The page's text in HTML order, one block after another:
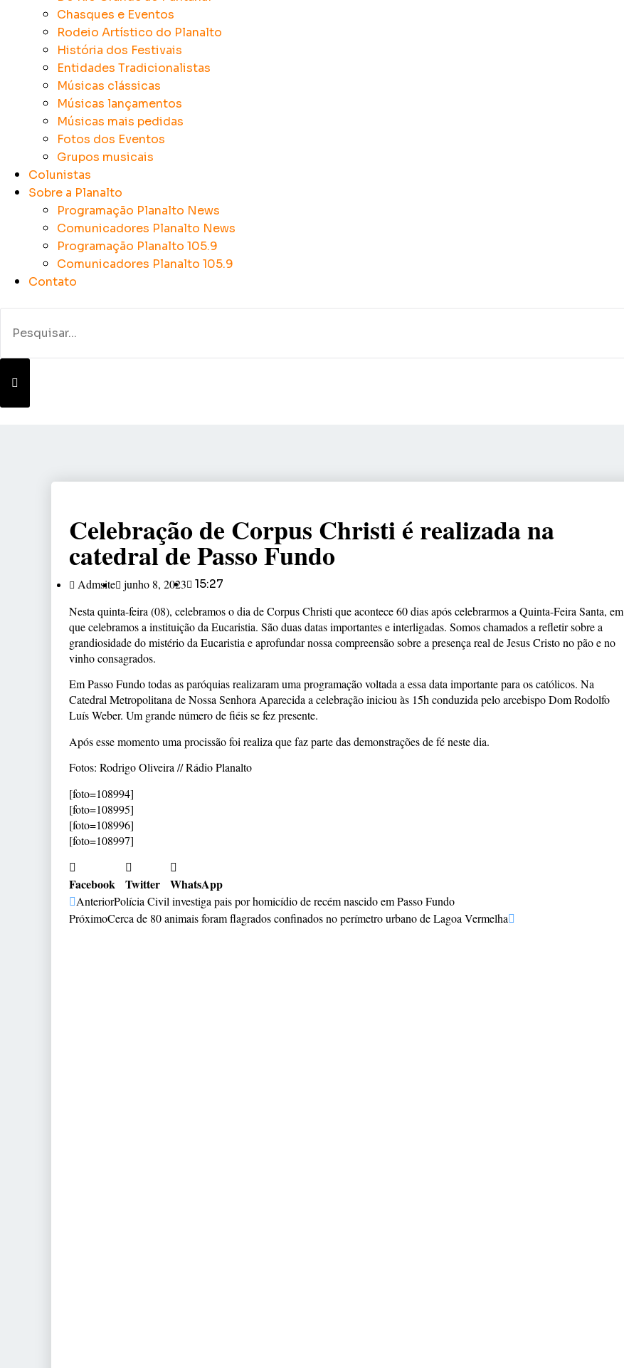
Chasques e Eventos
Rodeio Artístico do Planalto
História dos Festivais
Entidades Tradicionalistas
Músicas clássicas
Músicas lançamentos
Músicas mais pedidas
Fotos dos Eventos
Grupos musicais
Colunistas
Sobre a Planalto
Programação Planalto News
Comunicadores Planalto News
Programação Planalto 105.9
Comunicadores Planalto 105.9
Contato
Celebração de Corpus Christi é realizada na
catedral de Passo Fundo
Admsite junho 8, 2023
15:27
Nesta quinta-feira (08), celebramos o dia de Corpus Christi que acontece 60 dias após celebrarmos a Quinta-Feira Santa, em
que celebramos a instituição da Eucaristia. São duas datas importantes e interligadas. Somos chamados a refletir sobre a
grandiosidade do mistério da Eucaristia e aprofundar nossa compreensão sobre a presença real de Jesus Cristo no pão e no
vinho consagrados.
Em PassoFundo todas as paróquias realizaram uma programação voltada a essa data importante para os católicos. Na
Catedral Metropolitana de Nossa Senhora Aparecida a celebração iniciou às 15h conduzida pelo arcebispo Dom Rodolfo
Luís Weber. Um grande número de fiéis se fez presente.
Após esse momento uma procissão foi realiza que faz parte das demonstrações de fé neste dia.
Fotos: Rodrigo Oliveira // Rádio Planalto
[foto=108994]
[foto=108995]
[foto=108996]
[foto=108997]
Facebook Twitter WhatsApp
AnteriorPolícia Civil investiga pais por homicídio de recém nascido em Passo Fundo
PróximoCerca de 80 animais foram flagrados confinados no perímetro urbano de Lagoa Vermelha